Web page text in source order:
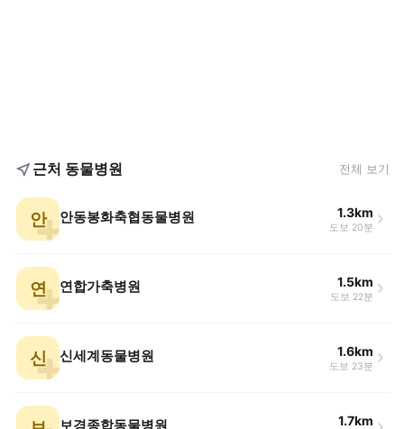
근처 동물병원 전체 보기
안 안동봉화축협동물병원 1.3km
도보 20분
연 연합가축병원 1.5km
도보 22분
신 신세계동물병원 1.6km
도보 23분
보경종합동물병원 1.7km